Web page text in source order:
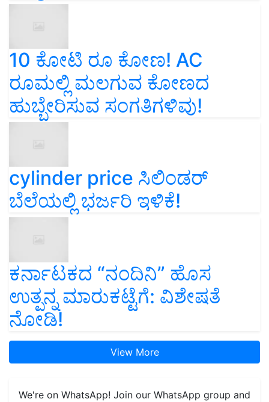
10 ಕೋಟಿ ರೂ ಕೋಣ! AC
ರೂಮಲ್ಲಿ ಮಲಗುವ ಕೋಣದ
ಹುಬ್ಬೇರಿಸುವ ಸಂಗತಿಗಳಿವು!
cylinder price ಸಿಲಿಂಡರ್‌
ಬೆಲೆಯಲ್ಲಿ ಭರ್ಜರಿ ಇಳಿಕೆ!
ಕರ್ನಾಟಕದ “ನಂದಿನಿ” ಹೊಸ
ಉತ್ಪನ್ನ ಮಾರುಕಟ್ಟೆಗೆ: ವಿಶೇಷತೆ
ನೋಡಿ!
View More
We're on WhatsApp! Join our WhatsApp group and